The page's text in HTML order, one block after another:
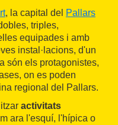
, la capital del Pallars
triples,
equipades i amb
instal·lacions, d'un
són els protagonistes,
on es poden
regional del Pallars.
activitats
ara l'esquí, l'hípica o